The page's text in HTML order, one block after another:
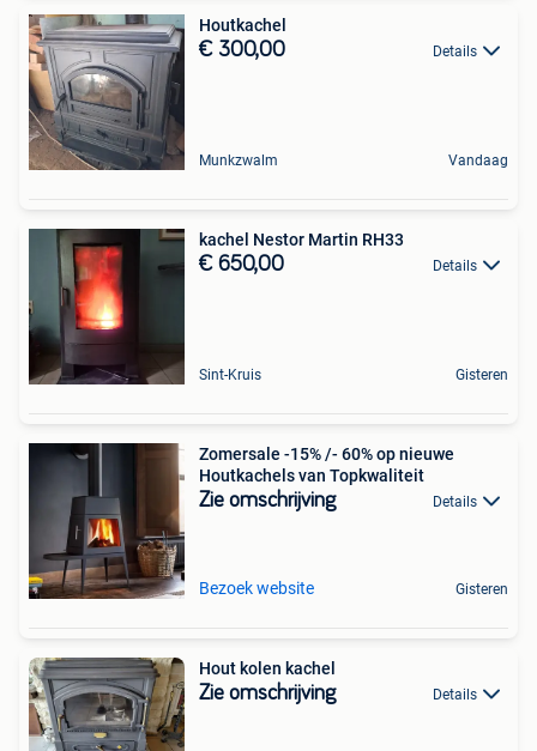
Houtkachel
€ 300,00 Details
Munkzwalm Vandaag
kachel Nestor Martin RH33
€ 650,00 Details
Sint-Kruis Gisteren
Zomersale -15% /- 60% op nieuwe
Houtkachels van Topkwaliteit
Zie omschrijving Details
Bezoek website Gisteren
Hout kolen kachel
Zie omschrijving Details